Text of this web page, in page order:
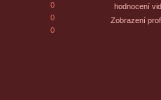
0
0
0
hodnocení
Zobrazení